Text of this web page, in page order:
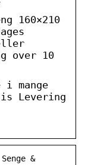
160×210
over 10
i mange
Levering
&